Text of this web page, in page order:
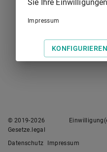
© 2019-2026
Gesetze.legal
Datenschutz Impressum
Sie Ihre
Impressum
KONFIGURIEREN